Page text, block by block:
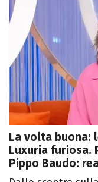
La volta buona:
Luxuria furiosa.
Pippo Baudo: